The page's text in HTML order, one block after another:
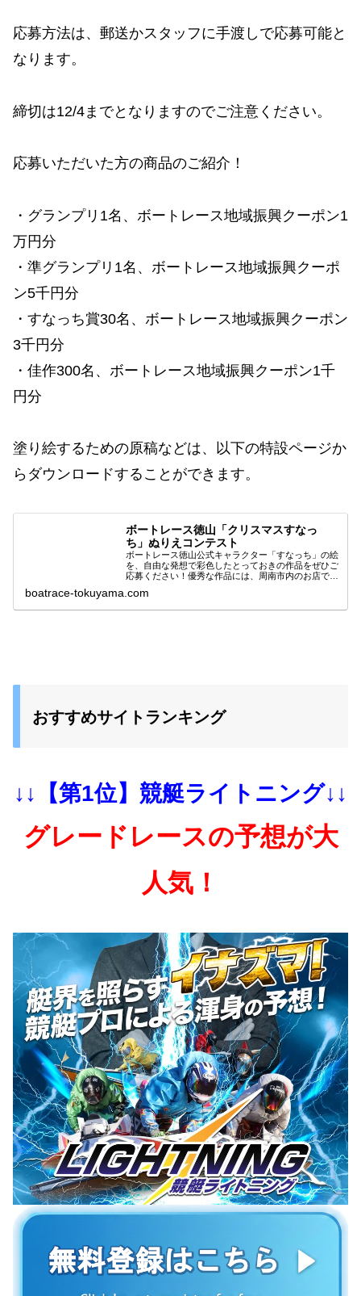
応募方法は、郵送かスタッフに手渡しで応募可能と
なります。
締切は12/4までとなりますのでご注意ください。
応募いただいた方の商品のご紹介！
・グランプリ1名、ボートレース地域振興クーポン1
万円分
・準グランプリ1名、ボートレース地域振興クーポ
ン5千円分
・すなっち賞30名、ボートレース地域振興クーポン
3千円分
・佳作300名、ボートレース地域振興クーポン1千
円分
塗り絵するための原稿などは、以下の特設ページか
らダウンロードすることができます。
ボートレース徳山「クリスマスすなっ
ち」ぬりえコンテスト
ボートレース徳山公式キャラクター「すなっち」の絵
を、自由な発想で彩色したとっておきの作品をぜひご
応募ください！優秀な作品には、周南市内のお店で使
ゼント！
boatrace-tokuyama.com
おすすめサイトランキング
↓↓【第1位】競艇ライトニング↓↓
グレードレースの予想が大
人気！